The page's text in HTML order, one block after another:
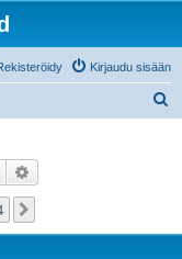
Kirjaudu sisään
Etsi